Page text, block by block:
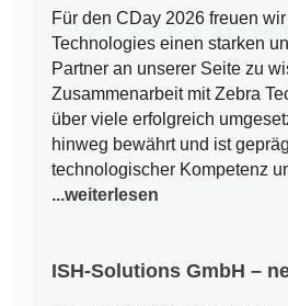
Für den CDay 2026 freuen
Technologies einen starken
Partner an unserer Seite zu
Zusammenarbeit mit Zebra
über viele erfolgreich
hinweg bewährt und ist
technologischer Kompetenz
...weiterlesen
ISH-Solutions GmbH –